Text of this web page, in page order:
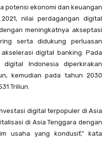
potensi ekonomi dan keuangan
nilai perdagangan digital
meningkatnya akseptasi
serta didukung perluasan
digital banking. Pada
Indonesia diperkirakan
kemudian pada tahun 2030
Triliun.
digital terpopuler di Asia
di Asia Tenggara dengan
usaha yang kondusif,” kata